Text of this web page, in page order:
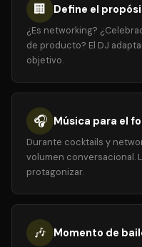
🏢 Define el
¿Es networking?
de producto? El DJ
objetivo.
🎧 Música para el
Durante cocktails y
volumen conversacional.
protagonizar.
🎶 Momento de